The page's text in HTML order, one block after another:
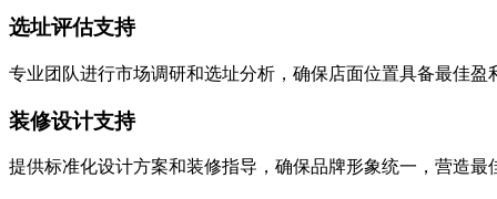
选址评估支持
专业团队进行市场调研和选址分析，确保店面位置具备最佳盈
装修设计支持
提供标准化设计方案和装修指导，确保品牌形象统一，营造最